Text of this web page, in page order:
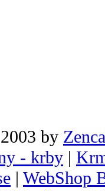
by
- krby |
| WebShop